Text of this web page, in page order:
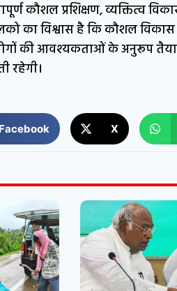
कौशल प्रशिक्षण, व्यक्तित्व
का विश्वास है कि कौशल
की आवश्यकताओं के अनुरूप
रहेगी।
Facebook X